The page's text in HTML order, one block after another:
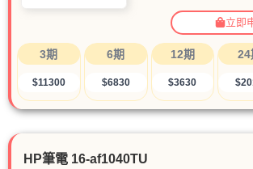
立即
3期
$11300
6期
$6830
12期
$3630
24
HP筆電 16-af1040TU